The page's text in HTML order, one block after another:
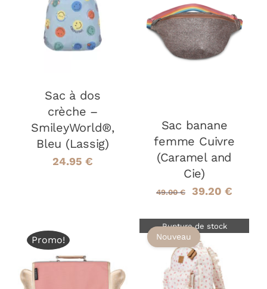
AJOUTER AU
PANIER
/
DÉTAILS
Sac à dos
crèche –
SmileyWorld®,
Bleu (Lassig)
24.95 €
AJOUTER AU
PANIER
/
DÉTAILS
Sac banane
femme Cuivre
(Caramel and
Cie)
49.00€
Le
initial
était :
49.00 €.
39.20 €
Promo!
Rupture de stock
DÉTAILS
Nouveau